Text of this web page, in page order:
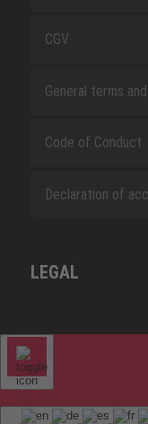
CGV
General terms
Code of Conduct
Declaration of
LEGAL